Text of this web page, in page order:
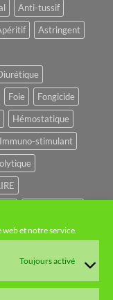
et notre service.
Toujours activé
Anti-tussif
Astringent
Foie
Fongicide
Hémostatique
Immuno-stimulant